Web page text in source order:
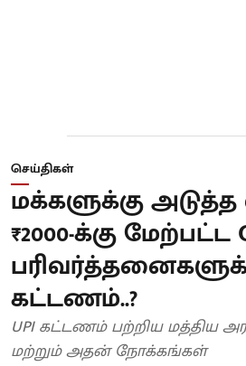
செய்திகள்
மக்களுக்கு
₹2000-க்கு மேற்பட்ட
கட்டணம்..?
UPI கட்டணம் பற்றிய மத்திய
மற்றும் அதன் நோக்கங்கள்